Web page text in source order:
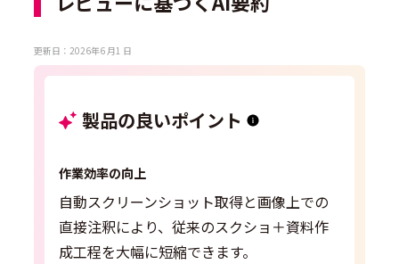
更新日：2026年6 月1 日
製品の良いポイント
作業効率の向上
自動スクリーンショット取得と画像上での
直接注釈により、従来のスクショ＋資料作
成工程を大幅に短縮できます。